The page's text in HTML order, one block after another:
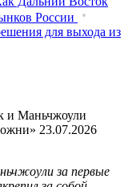
России
для выхода из
и Маньчжоули
23.07.2026
за первые